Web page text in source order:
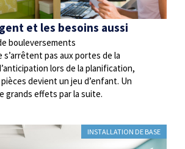
et les besoins aussi
bouleversements
pas aux portes de la
lors de la planification,
devient un jeu d’enfant. Un
grands effets par la suite.
INSTALLATION DE BASE